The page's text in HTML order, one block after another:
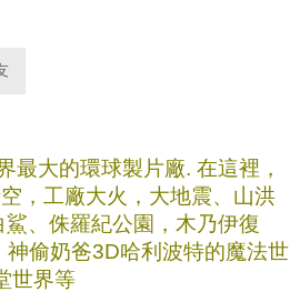
最大的環球製片廠. 在這裡，
，工廠大火，大地震、山洪
、侏羅紀公園，木乃伊復
偷奶爸3D哈利波特的魔法世
世界等